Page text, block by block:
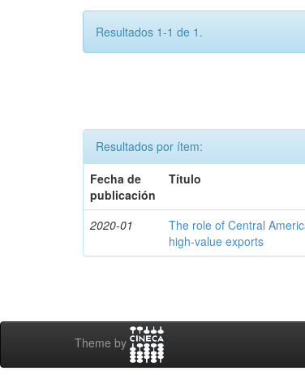
Resultados 1-1 de 1.
Resultados por ítem:
Fecha de
publicación
Título
2020-01
The role of Central
high-value exports
Theme by